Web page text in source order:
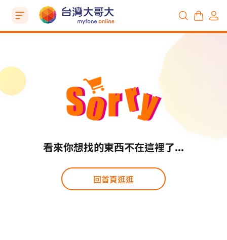
看來你想找的東西不在這裡了...
回首頁逛逛